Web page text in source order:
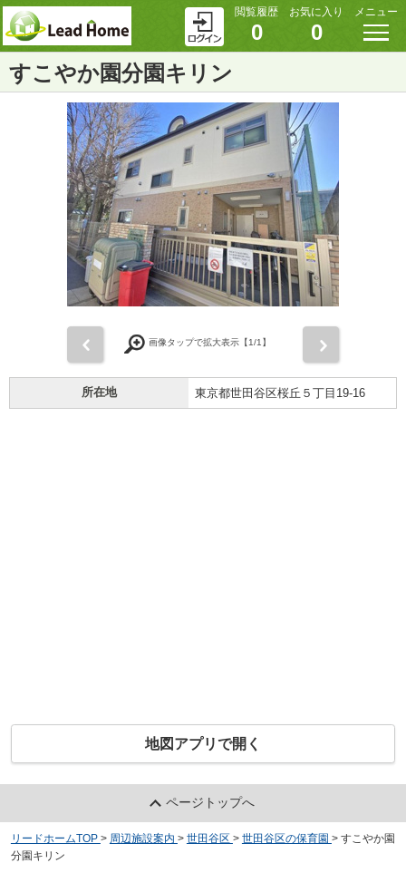
閲覧履歴
0
お気に入り
0
メニュー
すこやか園分園キリン
画像タップで拡大表示【1/1】
所在地 東京都世田谷区桜丘５丁目19-16
地図アプリで開く
ページトップへ
リードホームTOP > 周辺施設案内 > 世田谷区 > 世田谷区の保育園 > すこやか園
分園キリン